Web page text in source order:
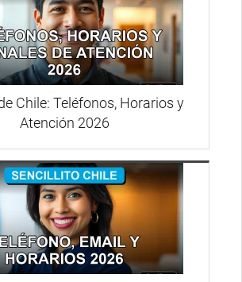
Chile: Teléfonos, Horarios y
Atención 2026